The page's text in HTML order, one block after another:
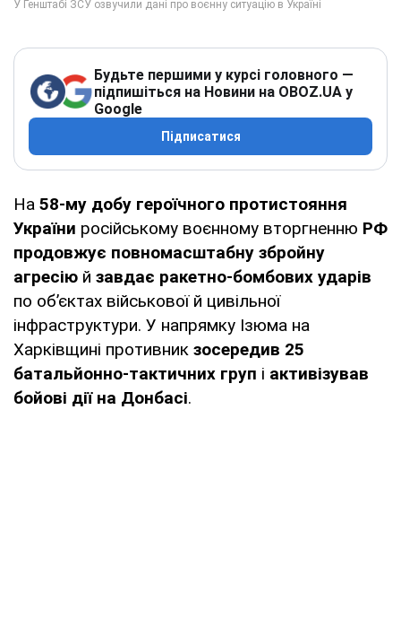
Будьте першими у курсі головного —
підпишіться на Новини на OBOZ.UA у
Google
Підписатися
На 58-му добу героїчного протистояння
України російському воєнному вторгненню РФ
продовжує повномасштабну збройну
агресію й завдає ракетно-бомбових ударів
по об’єктах військової й цивільної
інфраструктури. У напрямку Ізюма на
Харківщині противник зосередив 25
батальйонно-тактичних груп і активізував
бойові дії на Донбасі.